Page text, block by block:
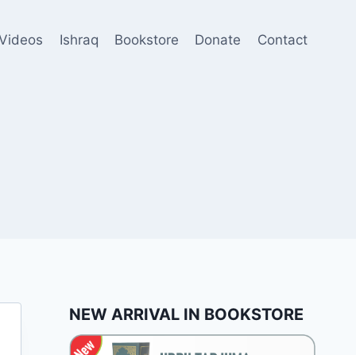
Ishraq Bookstore Donate Contact
NEW ARRIVAL IN BOOKSTORE